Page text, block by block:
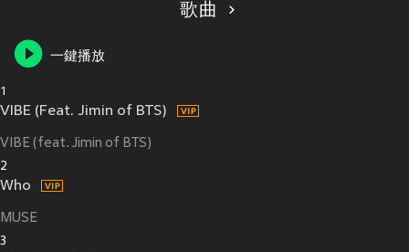
歌曲
一鍵播放
1
VIBE (Feat. Jimin of BTS)
VIBE (feat. Jimin of BTS)
2
Who
MUSE
3